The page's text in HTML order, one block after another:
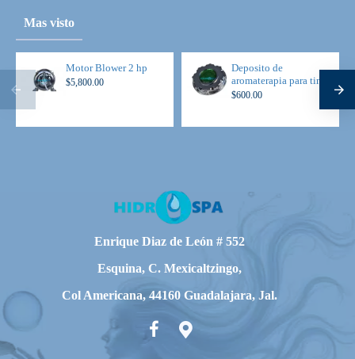
Mas visto
Motor Blower 2 hp
$5,800.00
Deposito de
aromaterapia para tina
$600.00
Enrique Diaz de León # 552
Esquina, C. Mexicaltzingo,
Col Americana, 44160 Guadalajara, Jal.